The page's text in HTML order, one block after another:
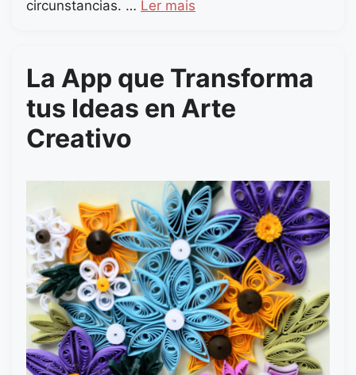
circunstancias. … Ler mais
La App que Transforma
tus Ideas en Arte
Creativo